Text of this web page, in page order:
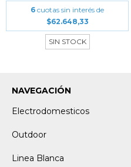
6 cuotas sin interés de
$62.648,33
SIN STOCK
NAVEGACIÓN
Electrodomesticos
Outdoor
Linea Blanca